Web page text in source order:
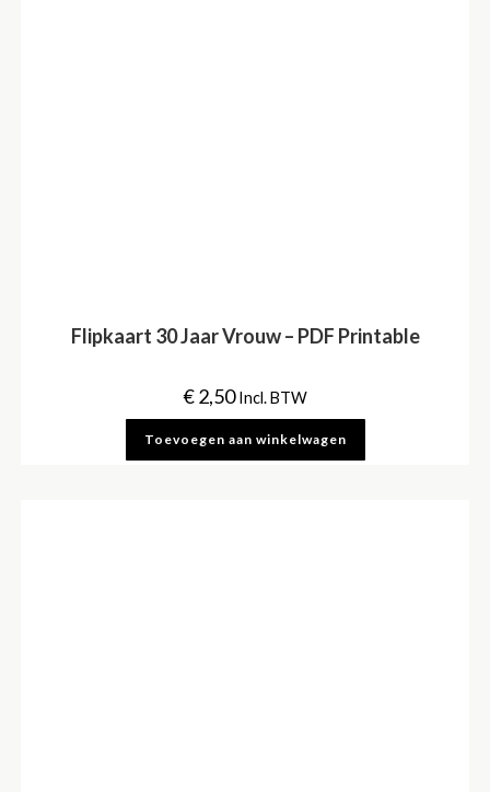
Flipkaart 30 Jaar Vrouw – PDF Printable
€2,50 Incl. BTW
Toevoegen aan winkelwagen